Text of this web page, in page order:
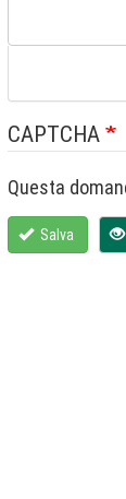
CAPTCHA
Salva